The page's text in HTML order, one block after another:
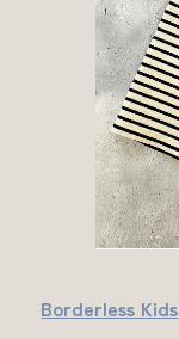
Borderless Kids